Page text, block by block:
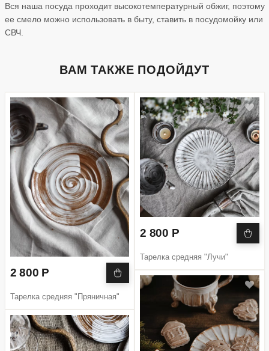
Вся наша посуда проходит высокотемпературный обжиг, поэтому
ее смело можно использовать в быту, ставить в посудомойку или
СВЧ.
ВАМ ТАКЖЕ ПОДОЙДУТ
2 800 Р
Тарелка средняя "Пряничная"
2 800 Р
Тарелка средняя "Лучи"